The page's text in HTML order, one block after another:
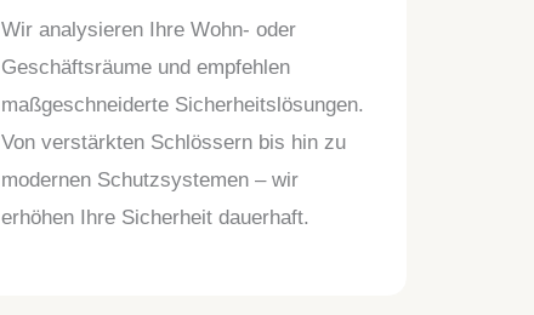
Wir analysieren Ihre Wohn- oder
Geschäftsräume und empfehlen
maßgeschneiderte Sicherheitslösungen.
Von verstärkten Schlössern bis hin zu
modernen Schutzsystemen – wir
erhöhen Ihre Sicherheit dauerhaft.